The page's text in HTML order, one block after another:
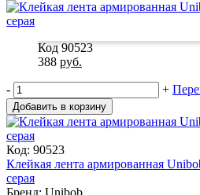
Код 90523
388 руб.
- +
Добавить в корзину
Код: 90523
Клейкая лента армированная
серая
Бренд: Unibob